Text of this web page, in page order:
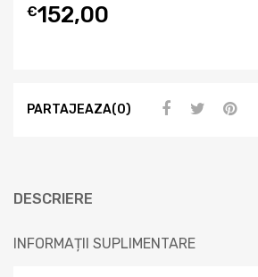
€152,00
PARTAJEAZA(0)
DESCRIERE
INFORMAȚII SUPLIMENTARE